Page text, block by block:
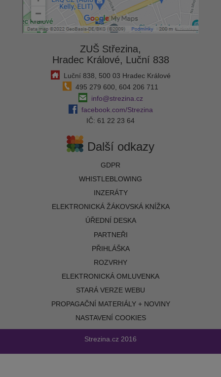
ZUŠ Střezina,
Hradec Králové, Luční 838
Luční 838, 500 03 Hradec Králové
495 279 600, 604 206 711
info@strezina.cz
facebook.com/Strezina
IČ: 61 22 23 64
Další odkazy
GDPR
WHISTLEBLOWING
INZERÁTY
ELEKTRONICKÁ ŽÁKOVSKÁ KNÍŽKA
ÚŘEDNÍ DESKA
PARTNEŘI
PŘIHLÁŠKA
ROZVRHY
ELEKTRONICKÁ OMLUVENKA
STARÁ VERZE WEBU
PROPAGAČNÍ MATERIÁLY + NOVINY
NASTAVENÍ COOKIES
Strezina.cz 2016